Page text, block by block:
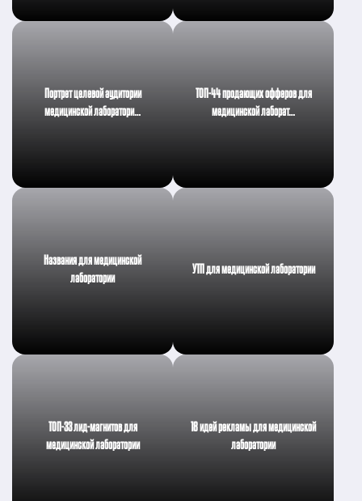
Портрет целевой аудитории
медицинской лаборатори…
ТОП-44 продающих офферов для
медицинской лаборат…
Названия для медицинской
лаборатории
УТП для медицинской лаборатории
ТОП-33 лид-магнитов для
медицинской лаборатории
18 идей рекламы для медицинской
лаборатории